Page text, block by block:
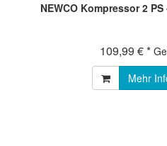
NEWCO Kompressor 2
109,99 € *
Mehr